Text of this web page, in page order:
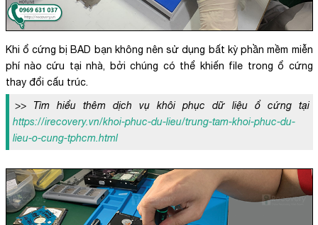
Khi ổ cứng bị BAD bạn không nên sử dụng bất kỳ phần mềm miễn
phí nào cứu tại nhà, bởi chúng có thể khiến file trong ổ cứng
thay đổi cấu trúc.
>> Tìm hiểu thêm dịch vụ khôi phục dữ liệu ổ cứng tại
https://irecovery.vn/khoi-phuc-du-lieu/trung-tam-khoi-phuc-du-
lieu-o-cung-tphcm.html